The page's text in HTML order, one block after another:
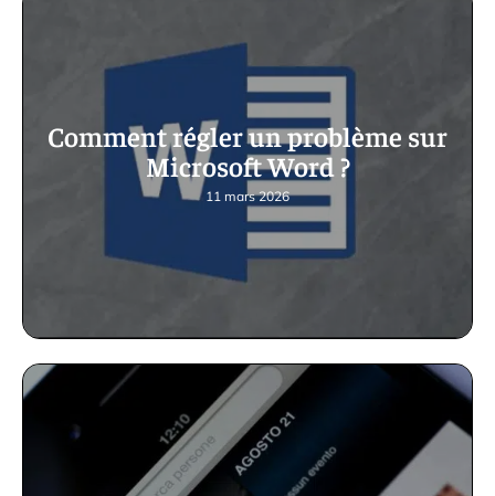
Comment régler un problème sur
Microsoft Word ?
11 mars 2026